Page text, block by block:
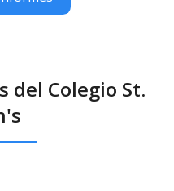
del Colegio St.